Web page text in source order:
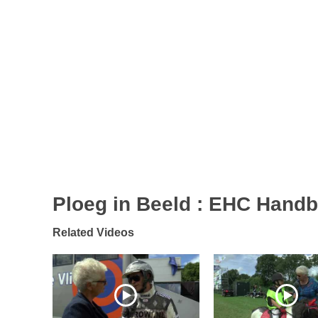
Ploeg in Beeld : EHC
Related Videos